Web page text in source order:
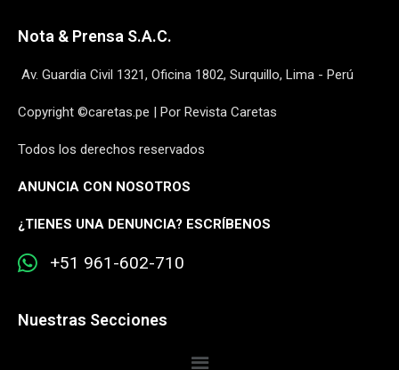
Nota & Prensa S.A.C.
Av. Guardia Civil 1321, Oficina 1802, Surquillo, Lima - Perú
Copyright ©caretas.pe | Por Revista Caretas
Todos los derechos reservados
ANUNCIA CON NOSOTROS
¿TIENES UNA DENUNCIA? ESCRÍBENOS
+51 961-602-710
Nuestras Secciones